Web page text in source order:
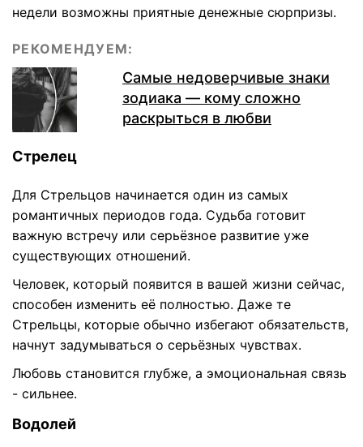
недели возможны приятные денежные сюрпризы.
РЕКОМЕНДУЕМ:
Самые недоверчивые знаки
зодиака — кому сложно
раскрыться в любви
Стрелец
Для Стрельцов начинается один из самых
романтичных периодов года. Судьба готовит
важную встречу или серьёзное развитие уже
существующих отношений.
Человек, который появится в вашей жизни сейчас,
способен изменить её полностью. Даже те
Стрельцы, которые обычно избегают обязательств,
начнут задумываться о серьёзных чувствах.
Любовь становится глубже, а эмоциональная связь
- сильнее.
Водолей